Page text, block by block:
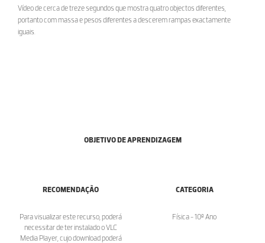
Vídeo de cerca de treze segundos que mostra quatro objectos diferentes,
portanto com massa e pesos diferentes a descerem rampas exactamente
iguais.
OBJETIVO DE APRENDIZAGEM
RECOMENDAÇÃO
Para visualizar este recurso, poderá
necessitar de ter instalado o VLC
Media Player, cujo download poderá
CATEGORIA
Física - 10º Ano